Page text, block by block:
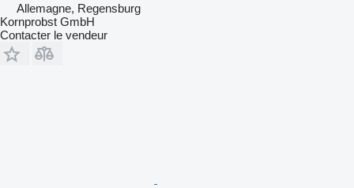
Allemagne, Regensburg
Kornprobst GmbH
Contacter le vendeur